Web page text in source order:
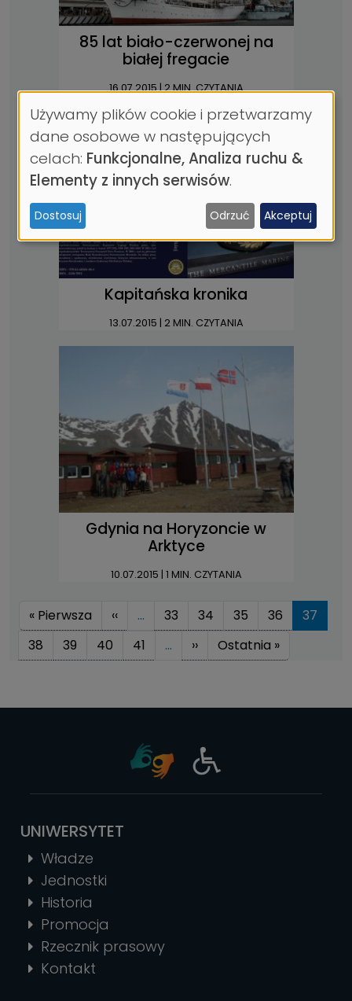
85 lat biało-czerwonej na
białej fregacie
16.07.2015| 2 MIN. CZYTANIA
Kapitańska kronika
13.07.2015 | 2 MIN. CZYTANIA
Gdynia na Horyzoncie w
Arktyce
10.07.2015 | 1 MIN. CZYTANIA
Stronicowanie
« Pierwsza Pierwsza strona
‹‹Poprzednia strona
… 33 34 35 36
37
38
39 40 41 … ››Następna strona
Ostatnia »Ostatnia
UNIWERSYTET
Władze
Jednostki
Historia
Promocja
Rzecznik prasowy
Kontakt
Wykorzystanie
danych
osobowych
i
ciasteczek
Używamy plików cookie i przetwarzamy
dane osobowe w następujących
celach: Funkcjonalne, Analiza ruchu &
Elementy z innych serwisów.
Dostosuj Odrzuć Akceptuj